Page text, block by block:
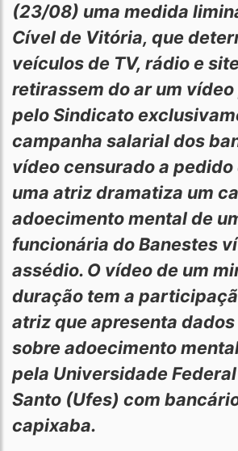
(23/08) uma medida
Cível de Vitória, que
veículos de TV, rádio e
retirassem do ar um
pelo Sindicato
campanha salarial dos
vídeo censurado a pedido
uma atriz dramatiza um
adoecimento mental de
funcionária do Banestes
assédio. O vídeo de um
duração tem a
atriz que apresenta
sobre adoecimento
pela Universidade
Santo (Ufes) com
capixaba.